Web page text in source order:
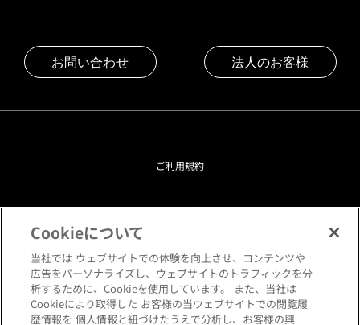
お問い合わせ 法人のお客様
ご利用規約
プライバシーポリシー
クッキーポリシー
閲覧環境について
Cookieについて
当社では ウェブサイトでの体験を向上させ、コンテンツや
広告をパーソナライズし、ウェブサイトのトラフィックを分
析するために、Cookieを使用しています。 また、当社は
Cookieにより取得した お客様の当ウェブサイトでの閲覧履
歴情報を 個人情報と紐づけたうえで分析し、お客様の興